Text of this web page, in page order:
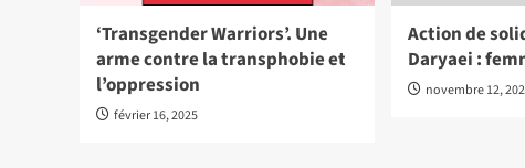
‘Transgender Warriors’. Une
arme contre la transphobie et
l’oppression
février 16, 2025
Action de
Daryaei :
novembre 12,